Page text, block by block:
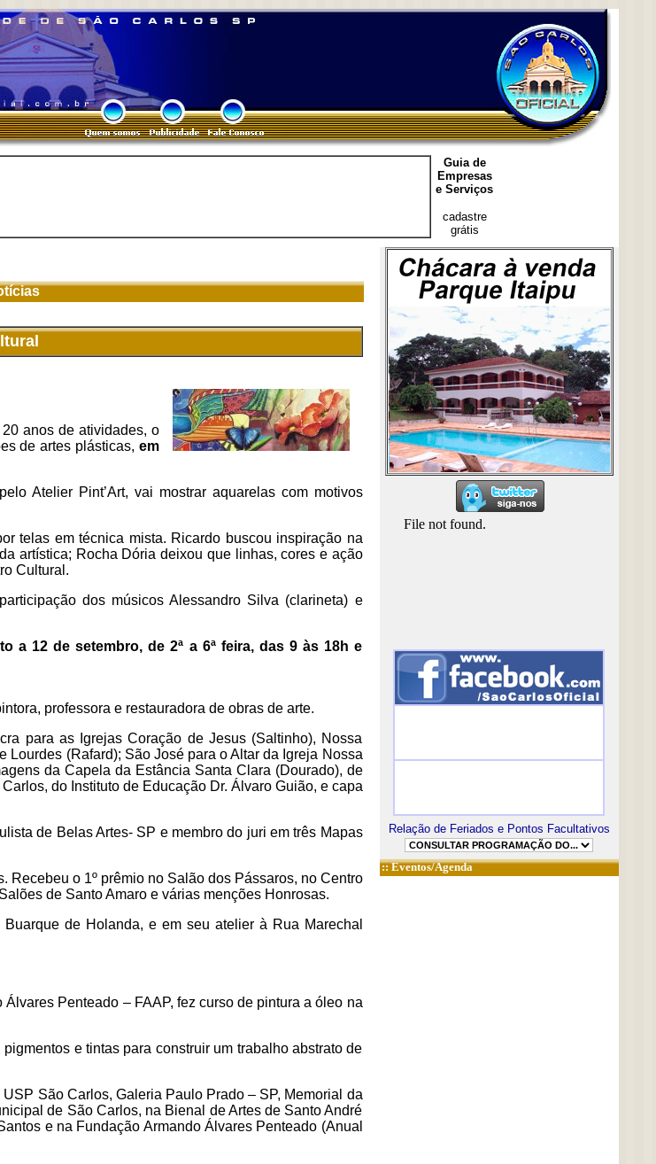
Guia de
Empresas
e Serviços
cadastre
grátis
anos de atividades, o
de artes plásticas, em
Atelier Pint’Art, vai mostrar aquarelas com motivos
telas em técnica mista. Ricardo buscou inspiração na
artística; Rocha Dória deixou que linhas, cores e ação
Cultural.
dos músicos Alessandro Silva (clarineta) e
a 12 de setembro, de 2ª a 6ª feira, das 9 às 18h e
professora e restauradora de obras de arte.
para as Igrejas Coração de Jesus (Saltinho), Nossa
(Rafard); São José para o Altar da Igreja Nossa
da Capela da Estância Santa Clara (Dourado), de
do Instituto de Educação Dr. Álvaro Guião, e capa
de Belas Artes- SP e membro do juri em três Mapas
o 1º prêmio no Salão dos Pássaros, no Centro
de Santo Amaro e várias menções Honrosas.
de Holanda, e em seu atelier à Rua Marechal
Penteado – FAAP, fez curso de pintura a óleo na
e tintas para construir um trabalho abstrato de
São Carlos, Galeria Paulo Prado – SP, Memorial da
de São Carlos, na Bienal de Artes de Santo André
e na Fundação Armando Álvares Penteado (Anual
Relação de Feriados e Pontos Facultativos
::Eventos/Agenda